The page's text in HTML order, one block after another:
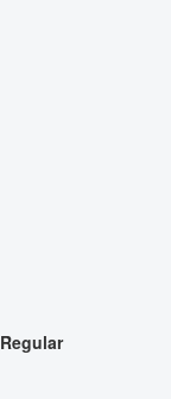
Regular